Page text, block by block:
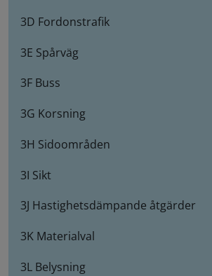
3D Fordonstrafik
3E Spårväg
3F Buss
3G Korsning
3H Sidoområden
3I Sikt
3J Hastighetsdämpande åtgärder
3K Materialval
3L Belysning